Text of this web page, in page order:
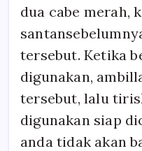
dua cabe merah,
tersebut. Ketika
digunakan,
tersebut, lalu
digunakan siap
anda tidak akan